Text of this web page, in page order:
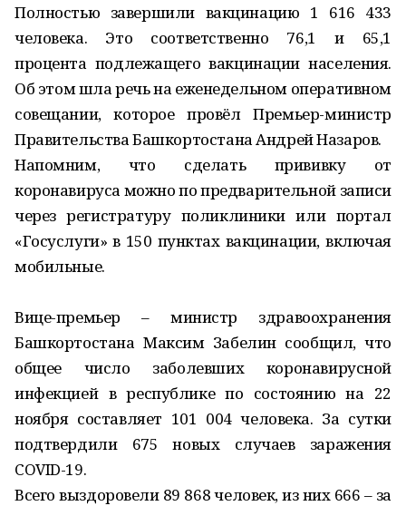
Полностью завершили вакцинацию 1 616 433
человека. Это соответственно 76,1 и 65,1
процента подлежащего вакцинации населения.
Об этом шла речь на еженедельном оперативном
совещании, которое провёл Премьер-министр
Правительства Башкортостана Андрей Назаров.
Напомним, что сделать прививку от
коронавируса можно по предварительной записи
через регистратуру поликлиники или портал
«Госуслуги» в 150 пунктах вакцинации, включая
мобильные.
Вице-премьер – министр здравоохранения
Башкортостана Максим Забелин сообщил, что
общее число заболевших коронавирусной
инфекцией в республике по состоянию на 22
ноября составляет 101 004 человека. За сутки
подтвердили 675 новых случаев заражения
COVID-19.
Всего выздоровели 89 868 человек, из них 666 – за